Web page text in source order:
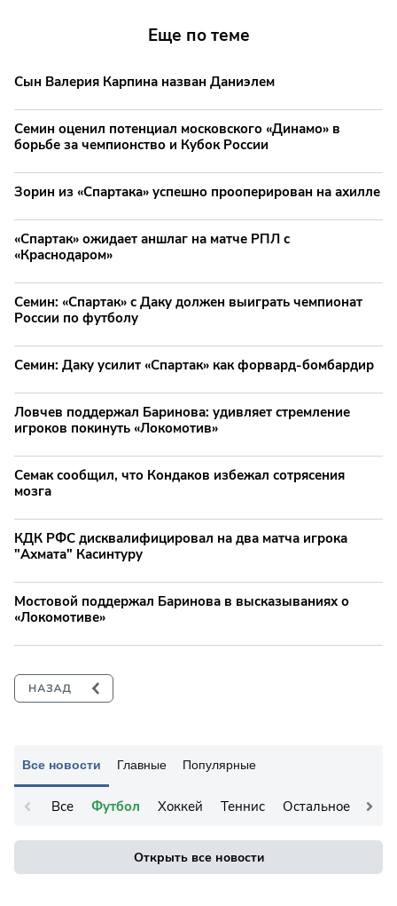
Все новости Главные Популярные
Все Футбол Хоккей Теннис Остальное
Открыть все новости
Еще по теме
Сын Валерия Карпина назван Даниэлем
Семин оценил потенциал московского «Динамо» в
борьбе за чемпионство и Кубок России
Зорин из «Спартака» успешно прооперирован на ахилле
«Спартак» ожидает аншлаг на матче РПЛ с
«Краснодаром»
Семин: «Спартак» с Даку должен выиграть чемпионат
России по футболу
Семин: Даку усилит «Спартак» как форвард-бомбардир
Ловчев поддержал Баринова: удивляет стремление
игроков покинуть «Локомотив»
Семак сообщил, что Кондаков избежал сотрясения
мозга
КДК РФС дисквалифицировал на два матча игрока
"Ахмата" Касинтуру
Мостовой поддержал Баринова в высказываниях о
«Локомотиве»